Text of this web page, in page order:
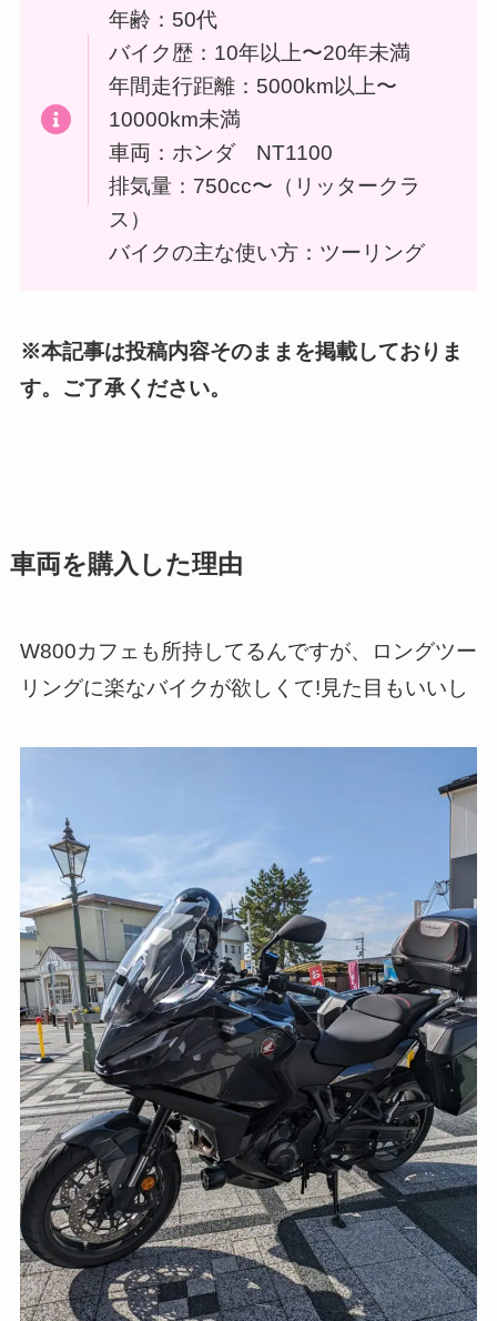
年齢：50代
バイク歴：10年以上〜20年未満
年間走行距離：5000km以上〜
10000km未満
車両：ホンダ NT1100
排気量：750cc〜（リッタークラ
ス）
バイクの主な使い方：ツーリング
※本記事は投稿内容そのままを掲載しておりま
す。ご了承ください。
車両を購入した理由
W800カフェも所持してるんですが、ロングツー
リングに楽なバイクが欲しくて!見た目もいいし